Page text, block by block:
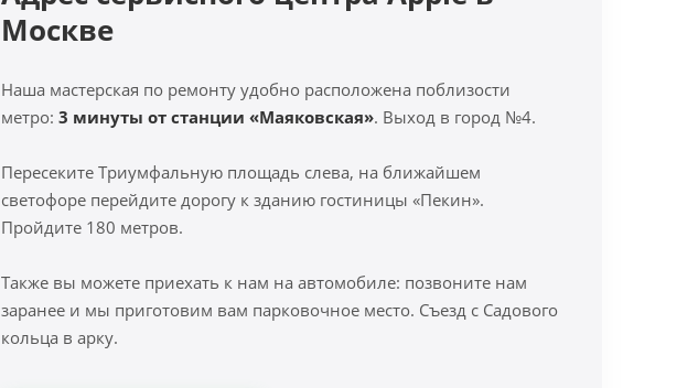
Москве
Наша мастерская по ремонту удобно расположена поблизости
метро: 3 минуты от станции «Маяковская». Выход в город №4.
Пересеките Триумфальную площадь слева, на ближайшем
светофоре перейдите дорогу к зданию гостиницы «Пекин».
Пройдите 180 метров.
Также вы можете приехать к нам на автомобиле: позвоните нам
заранее и мы приготовим вам парковочное место. Съезд с Садового
кольца в арку.